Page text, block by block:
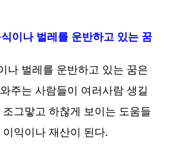
이나 벌레를 운반하고 있는 꿈
나 벌레를 운반하고 있는 꿈은
주는 사람들이 여러사람 생길
그맣고 하찮게 보이는 도움들
익이나 재산이 된다.